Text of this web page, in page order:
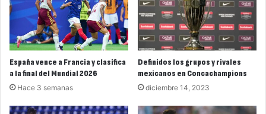
España vence a Francia y clasifica
a la final del Mundial 2026
Hace 3 semanas
Definidos los grupos y rivales
mexicanos en Concachampions
diciembre 14, 2023